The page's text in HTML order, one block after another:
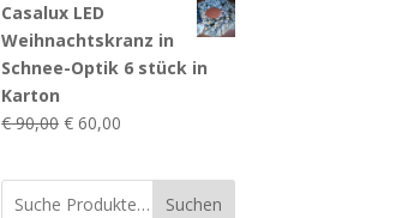
war:
€ 129,00€ 85,00.
Casalux LED
Weihnachtskranz in
Schnee-Optik 6 stück in
Karton
€90,00 Ursprünglicher
war:
€ 90,00
€ 60,00
ist:
€ 60,00.Suchen